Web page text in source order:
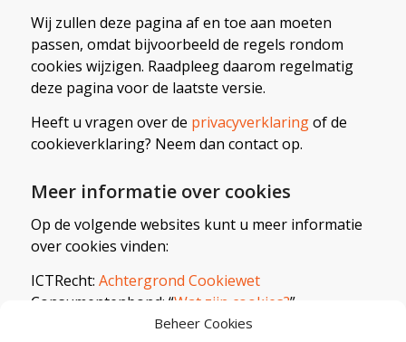
Beheer Cookies
Wij zullen deze pagina af en toe aan moeten
passen, omdat bijvoorbeeld de regels rondom
cookies wijzigen. Raadpleeg daarom regelmatig
deze pagina voor de laatste versie.
Heeft u vragen over de privacyverklaringof de
cookieverklaring? Neem dan contact op.
Meer informatie over cookies
Op de volgende websites kunt u meer informatie
over cookies vinden:
ICTRecht: Achtergrond Cookiewet
Consumentenbond: “Wat zijn cookies?”
Consumentenbond: “Waarvoor dienen cookies?